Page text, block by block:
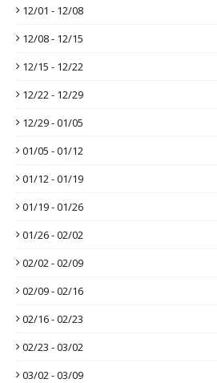
12/01 - 12/08
12/08 - 12/15
12/15 - 12/22
12/22 - 12/29
12/29 - 01/05
01/05 - 01/12
01/12 - 01/19
01/19 - 01/26
01/26 - 02/02
02/02 - 02/09
02/09 - 02/16
02/16 - 02/23
02/23 - 03/02
03/02 - 03/09